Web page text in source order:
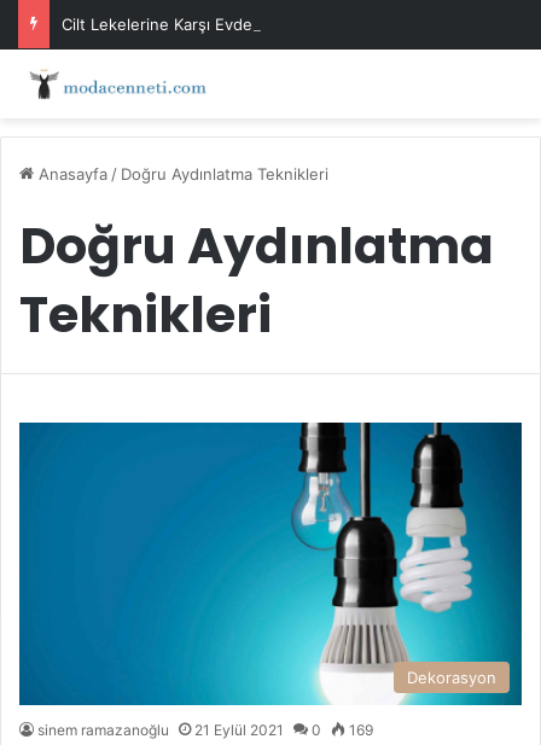
Cilt Lekelerine Karşı Evde Maske Önerileri
Anasayfa / Doğru Aydınlatma Teknikleri
Doğru Aydınlatma
Teknikleri
Dekorasyon
sinem ramazanoğlu 21 Eylül 2021 0 169